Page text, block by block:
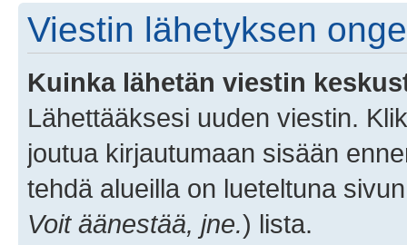
Viestin lähetyksen
Kuinka lähetän viestin
Lähettääksesi uuden viestin.
joutua kirjautumaan sisään
tehdä alueilla on lueteltuna
Voit äänestää, jne.) lista.